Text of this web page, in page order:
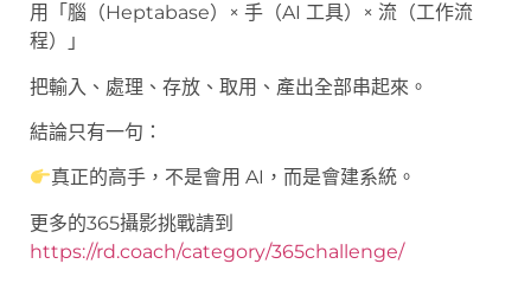
用「腦（Heptabase）× 手（AI 工具）× 流（工作流
程）」
把輸入、處理、存放、取用、產出全部串起來。
結論只有一句：
真正的高手，不是會用 AI，而是會建系統。
更多的365攝影挑戰請到
https://rd.coach/category/365challenge/